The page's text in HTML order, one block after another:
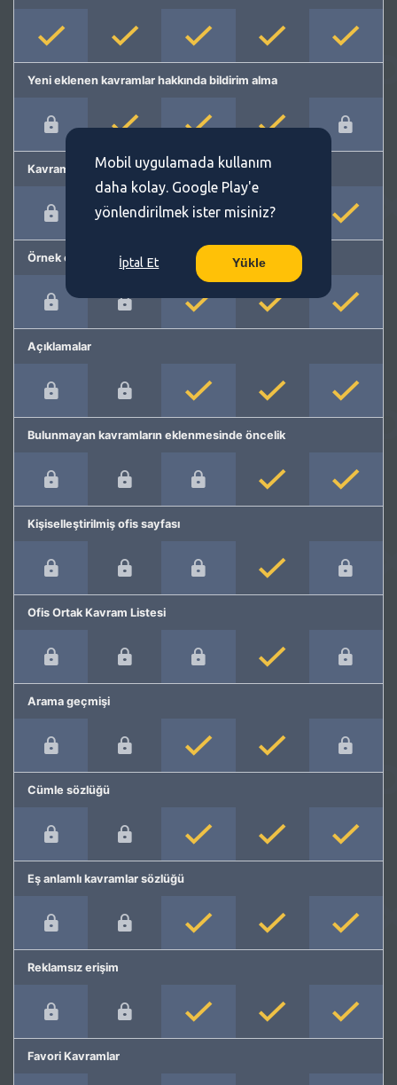
Yeni eklenen kavramlar hakkında bildirim alma
Kavram önerme
Örnek cümleler
Açıklamalar
Bulunmayan kavramların eklenmesinde öncelik
Kişiselleştirilmiş ofis sayfası
Ofis Ortak Kavram Listesi
Arama geçmişi
Cümle sözlüğü
Eş anlamlı kavramlar sözlüğü
Reklamsız erişim
Favori Kavramlar
Mobil uygulamada kullanım
daha kolay. Google Play'e
yönlendirilmek ister misiniz?
İptal Et Yükle